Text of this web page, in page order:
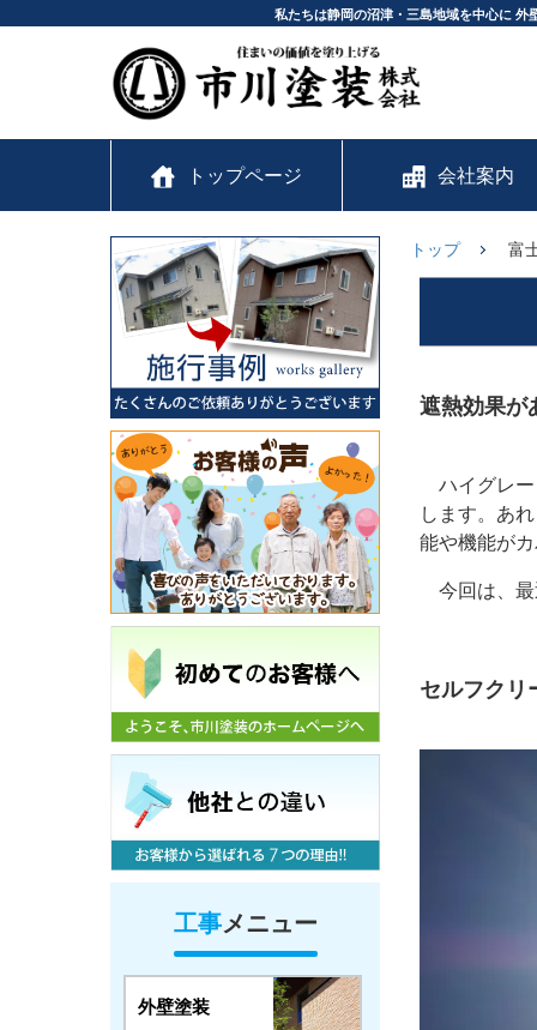
私たちは静岡の沼津・三島地域を中心に 外
トップページ 会社案内
工事メニュー
外壁塗装
トップ 富
遮熱効果が
ハイグレー
します。あ
能や機能が
今回は、最
セルフクリ